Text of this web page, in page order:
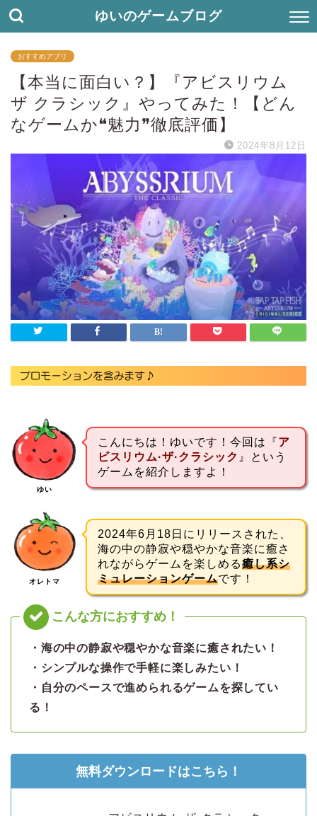
ゆいのゲームブログ
おすすめアプリ
【本当に面白い？】『アビスリウム
ザ クラシック』やってみた！【どん
なゲームか❝魅力❞徹底評価】
2024年8月12日
ゆい
こんにちは！ゆいです！今回は『ア
ビスリウム·ザ·クラシック 』という
ゲームを紹介しますよ！
オレトマ
2024年6月18日にリリースされた、
海の中の静寂や穏やかな音楽に癒さ
れながらゲームを楽しめる癒し系シ
ミュレーションゲームです！
・海の中の静寂や穏やかな音楽に癒されたい！
・シンプルな操作で手軽に楽しみたい！
・自分のペースで進められるゲームを探してい
る！
無料ダウンロードはこちら！